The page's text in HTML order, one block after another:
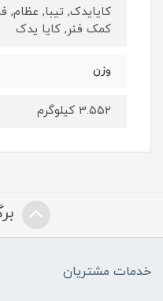
کایایدک, تیبا,
کمک فنر, کایا یدک
وزن
3.552 کیلوگرم
خدمات مشتریان